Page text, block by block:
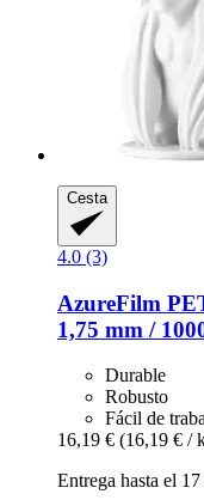
Cesta
4.0 (3)
AzureFilm
1,75 mm /
Durable
Robusto
Fácil de
16,19 € (16,19 € /
Entrega hasta el